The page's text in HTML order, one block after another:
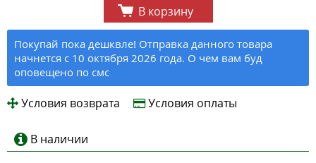
В корзину
Покупай пока дешквле! Отправка данного товара
начнется с 10 октября 2026 года. О чем вам буд
оповещено по смс
Условия возврата Условия оплаты
В наличии